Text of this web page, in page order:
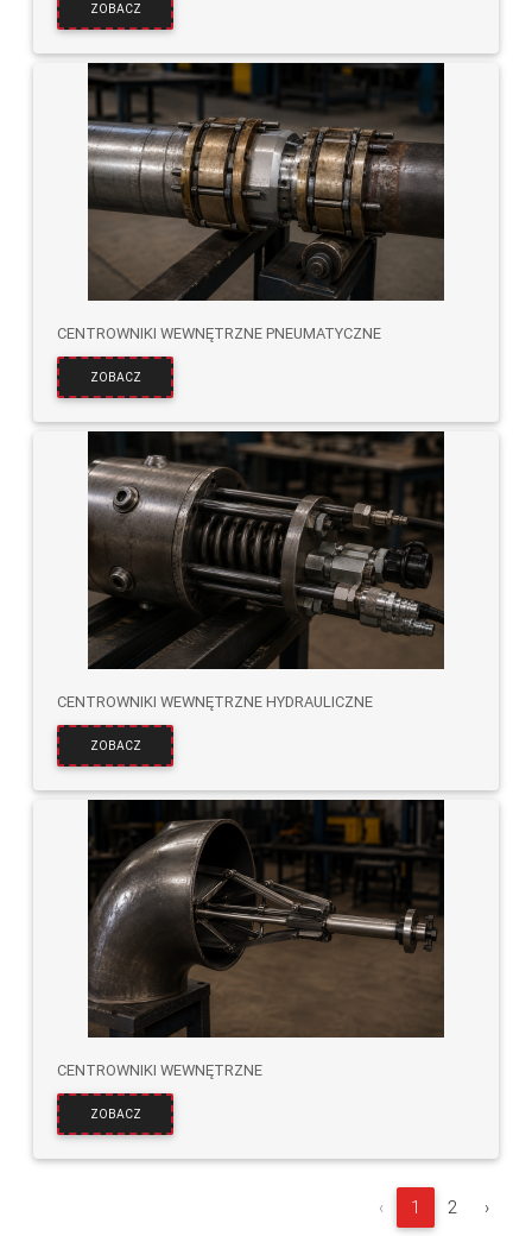
ZOBACZ
CENTROWNIKI WEWNĘTRZNE PNEUMATYCZNE
ZOBACZ
CENTROWNIKI WEWNĘTRZNE HYDRAULICZNE
ZOBACZ
CENTROWNIKI WEWNĘTRZNE
ZOBACZ
‹ 1 2 ›